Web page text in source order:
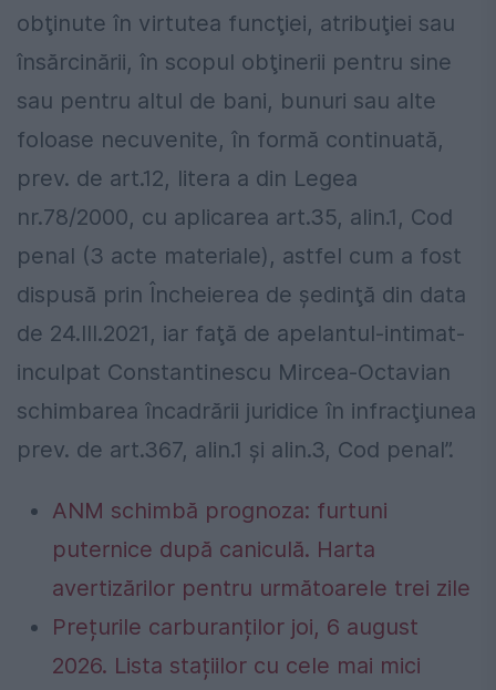
obţinute în virtutea funcţiei, atribuţiei sau
însărcinării, în scopul obţinerii pentru sine
sau pentru altul de bani, bunuri sau alte
foloase necuvenite, în formă continuată,
prev. de art.12, litera a din Legea
nr.78/2000, cu aplicarea art.35, alin.1, Cod
penal (3 acte materiale), astfel cum a fost
dispusă prin Încheierea de şedinţă din data
de 24.III.2021, iar faţă de apelantul-intimat-
inculpat Constantinescu Mircea-Octavian
schimbarea încadrării juridice în infracţiunea
prev. de art.367, alin.1 şi alin.3, Cod penal”.
ANM schimbă prognoza: furtuni
puternice după caniculă. Harta
avertizărilor pentru următoarele trei zile
Prețurile carburanților joi, 6 august
2026. Lista stațiilor cu cele mai mici